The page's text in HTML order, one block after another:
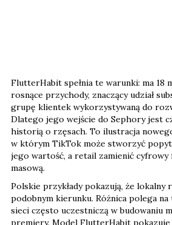
FlutterHabit spełnia te warunki: ma 18
rosnące przychody, znaczący udział
grupę klientek wykorzystywaną do
Dlatego jego wejście do Sephory jest
historią o rzęsach. To ilustracja
w którym TikTok może stworzyć
jego wartość, a retail zamienić cyfrowy
masową.
Polskie przykłady pokazują, że lokalny
podobnym kierunku. Różnica polega na
sieci często uczestniczą w budowaniu